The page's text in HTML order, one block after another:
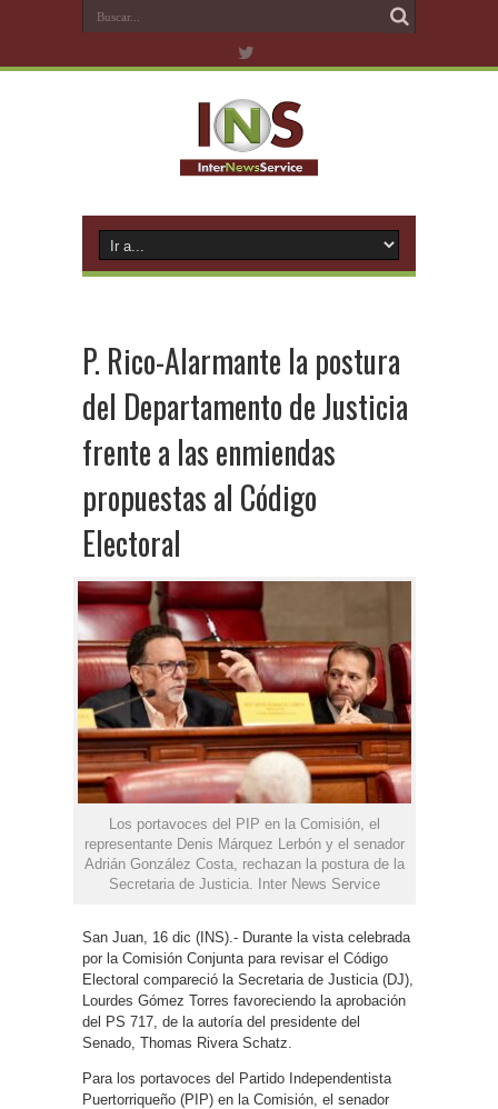
P. Rico-Alarmante la postura
del Departamento de Justicia
frente a las enmiendas
propuestas al Código
Electoral
Los portavoces del PIP en la Comisión, el
representante Denis Márquez Lerbón y el senador
Adrián González Costa, rechazan la postura de la
Secretaria de Justicia. Inter News Service
San Juan, 16 dic (INS).- Durante la vista celebrada
por la Comisión Conjunta para revisar el Código
Electoral compareció la Secretaria de Justicia (DJ),
Lourdes Gómez Torres favoreciendo la aprobación
del PS 717, de la autoría del presidente del
Senado, Thomas Rivera Schatz.
Para los portavoces del Partido Independentista
Puertorriqueño (PIP) en la Comisión, el senador